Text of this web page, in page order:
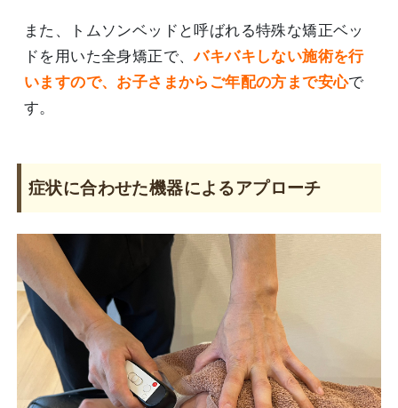
また、トムソンベッドと呼ばれる特殊な矯正ベッ
ドを用いた全身矯正で、バキバキしない施術を行
いますので、お子さまからご年配の方まで安心で
す。
症状に合わせた機器によるアプローチ